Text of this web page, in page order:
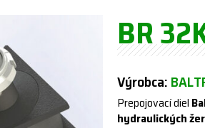
BR
Výrobca:
Prepojovací diel
hydraulických